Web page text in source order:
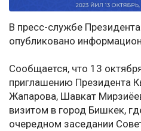
В пресс-службе
опубликовано
Сообщается, что 13
приглашению Президента
Жапарова, Шавкат
визитом в город Бишкек,
очередном заседании